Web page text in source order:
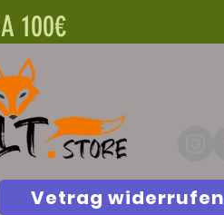
100€
Vetrag widerrufen